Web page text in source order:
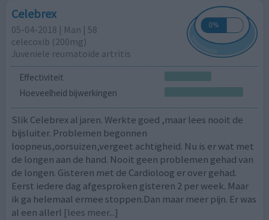
Celebrex
05-04-2018 | Man | 58
celecoxib (200mg)
Juveniele reumatoïde artritis
Effectiviteit
Hoeveelheid bijwerkingen
Slik Celebrex al jaren. Werkte goed ,maar lees nooit de
bijsluiter. Problemen begonnen
loopneus,oorsuizen,vergeet achtigheid. Nu is er wat met
de longen aan de hand. Nooit geen problemen gehad van
de longen. Gisteren met de Cardioloog er over gehad.
Eerst iedere dag afgesproken gisteren 2 per week. Maar
ik ga helemaal ermee stoppen.Dan maar meer pijn. Er was
al een allerl [lees meer...]